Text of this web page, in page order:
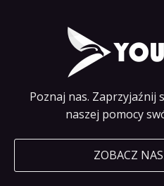
Poznaj nas. Zaprzyjaźnij
naszej pomocy
ZOBACZ